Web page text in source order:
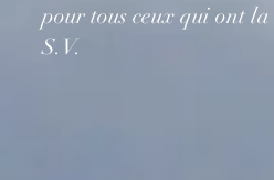
pour tous ceux qui ont
S.V.